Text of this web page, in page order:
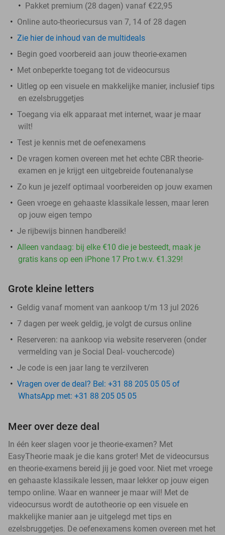
Pakket premium (28 dagen) vanaf €22,95
Online auto-theoriecursus van 7, 14 of 28 dagen
Zie hier de inhoud van de multideals
Begin goed voorbereid aan jouw theorie-examen
Met onbeperkte toegang tot de videocursus
Uitleg op een visuele en makkelijke manier, inclusief tips
en ezelsbruggetjes
Toegang via elk apparaat met internet, waar je maar
wilt!
Test je kennis met de oefenexamens
De vragen komen overeen met het echte CBR theorie-
examen en je krijgt een uitgebreide foutenanalyse
Zo kun je jezelf optimaal voorbereiden op jouw examen
Geen vroege en gehaaste klassikale lessen, maar leren
op jouw eigen tempo
Je rijbewijs binnen handbereik!
Alleen vandaag: bij elke €10 die je besteedt, maak je
gratis kans op een iPhone 17 Pro t.w.v. €1.329!
Grote kleine letters
Geldig vanaf moment van aankoop t/m 13 jul 2026
7 dagen per week geldig, je volgt de cursus online
Reserveren: na aankoop via website reserveren (onder
vermelding van je Social Deal- vouchercode)
Je code is een jaar lang te verzilveren
Vragen over de deal? Bel: +31 88 205 05 05 of
WhatsApp met: +31 88 205 05 05
Meer over deze deal
In één keer slagen voor je theorie-examen? Met
EasyTheorie maak je die kans groter! Met de videocursus
en theorie-examens bereid jij je goed voor. Niet met vroege
en gehaaste klassikale lessen, maar lekker op jouw eigen
tempo online. Waar en wanneer je maar wil! Met de
videocursus wordt de autotheorie op een visuele en
makkelijke manier aan je uitgelegd met tips en
ezelsbruggetjes. De oefenexamens komen overeen met het